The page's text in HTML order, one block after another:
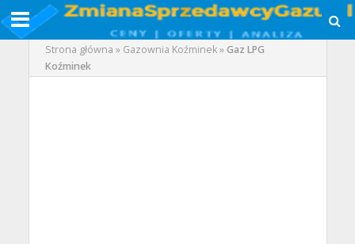
Strona główna » Gazownia Koźminek»Gaz LPG
Koźminek